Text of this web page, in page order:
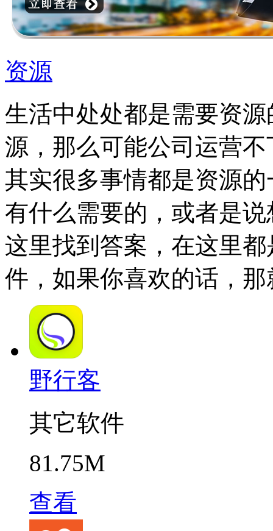
资源
生活中处处都是需要资
源，那么可能公司运营
其实很多事情都是资源
有什么需要的，或者是
这里找到答案，在这里
件，如果你喜欢的话，
野行客
其它软件
81.75M
查看